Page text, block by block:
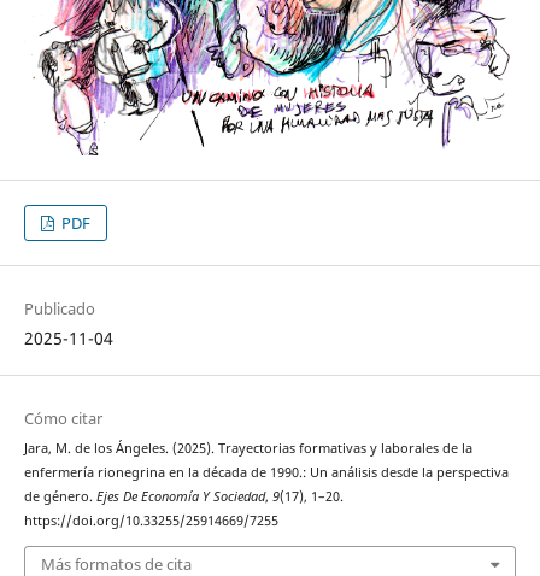
PDF
Publicado
2025-11-04
Cómo citar
Jara, M. de los Ángeles. (2025). Trayectorias formativas y laborales de la
enfermería rionegrina en la década de 1990.: Un análisis desde la perspectiva
de género. Ejes De Economía Y Sociedad, 9(17), 1–20.
https://doi.org/10.33255/25914669/7255
Más formatos de cita